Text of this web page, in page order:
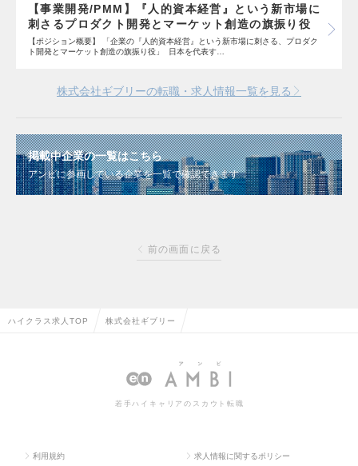
【事業開発/PMM】『人的資本経営』という新市場に
刺さるプロダクト開発とマーケット創造の旗振り役
【ポジション概要】 「企業の『人的資本経営』という新市場に刺さる、プロダク
ト開発とマーケット創造の旗振り役」 日本を代表す…
株式会社ギブリーの転職・求人情報一覧を見る
掲載中企業の一覧はこちら
アンビに参画している企業を一覧で確認できます
前の画面に戻る
ハイクラス求人TOP 株式会社ギブリー
若手ハイキャリアのスカウト転職
利用規約 求人情報に関するポリシー